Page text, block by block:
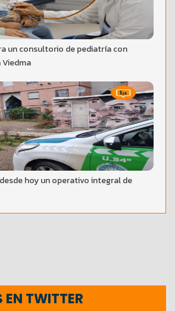
un consultorio de pediatría con
hoy un operativo integral de
EN TWITTER